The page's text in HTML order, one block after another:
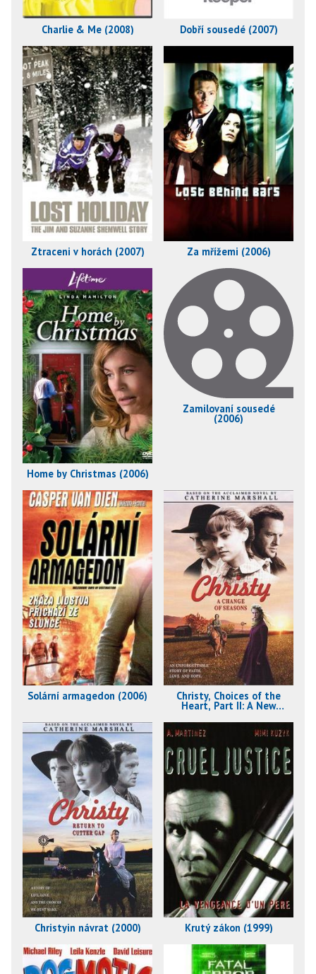
Charlie & Me (2008) Dobří sousedé (2007)
Ztraceni v horách (2007) Za mřížemi (2006)
Home by Christmas (2006)
Zamilovaní sousedé
(2006)
Solární armagedon (2006) Christy, Choices of the
Heart, Part II: A New
Christyin návrat (2000) Krutý zákon (1999)